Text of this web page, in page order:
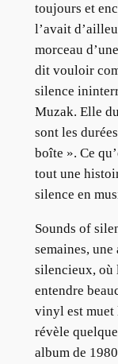
toujours et
l’avait
morceau
dit vouloir
silence
Muzak. Elle
sont les
boîte ». Ce
tout une
silence en
Sounds of
semaines,
silencieux, où
entendre
vinyl est muet
révèle
album de